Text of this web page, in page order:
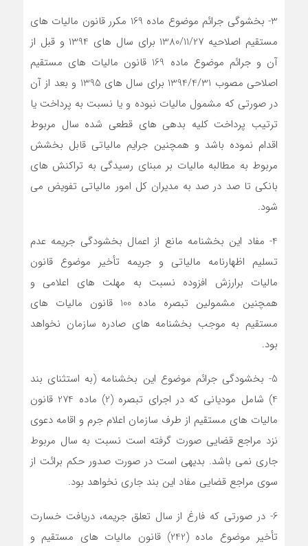
3- بخشوگی جرائم موضوع ماده 169 مکرر قانون مالیات های
مستقیم اصلاحیه 1380/11/27 برای سال های 1394 و قبل از
آن و جرائم موضوع ماده 169 قانون مالیات های مستقیم
اصلاحی مصوب 1394/4/31 برای سال های 1395 و بعد از آن
در صورتی که مشمول مالیات نبوده و یا نسبت به پرداخت یا
ترتیب پرداخت کلیه بدهی های قطعی شده سال مربوط
اقدام نموده باشد و همچنین جرایم مالیاتی قابل بخشش
مربوط به مطالبه مالیات بر مبنای رسیدگی به تراکنش های
بانکی تا صد در صد به مدیران کل امور مالیاتی تفویض می
شود.
4- مفاد این بخشنامه مانع از اعمال بخشودگی جریمه عدم
تسلیم اظهارنامه مالیاتی و جریمه تأخیر موضوع قانون
مالیات برارزش افزوده نسبت به مهلت های اعلامی و
همچنین مشمولین تبصره ماده 100 قانون مالیات های
مستقیم به موجب بخشنامه های صادره سازمان نخواهد
بود.
5- بخشودگی جرائم موضوع این بخشنامه (به استثنای بند
4) شامل مودیانی که در اجرای تبصره (2) ماده 274 قانون
مالیات های مستقیم از طرف سازمان اعلام جرم و اقامه دعوی
نزد مراجع قضایی صورت گرفته است نسبت به سال مربوط
جاری نمی باشد. بدیهی است در صورت صدور حکم برائت از
سوی مراجع قضایی مفاد این بند جاری نخواهد بود.
6- در صورتی که فارغ از سال تعلق جریمه، دریافت خسارت
تأخیر موضوع ماده (242) قانون مالیات های مستقیم و